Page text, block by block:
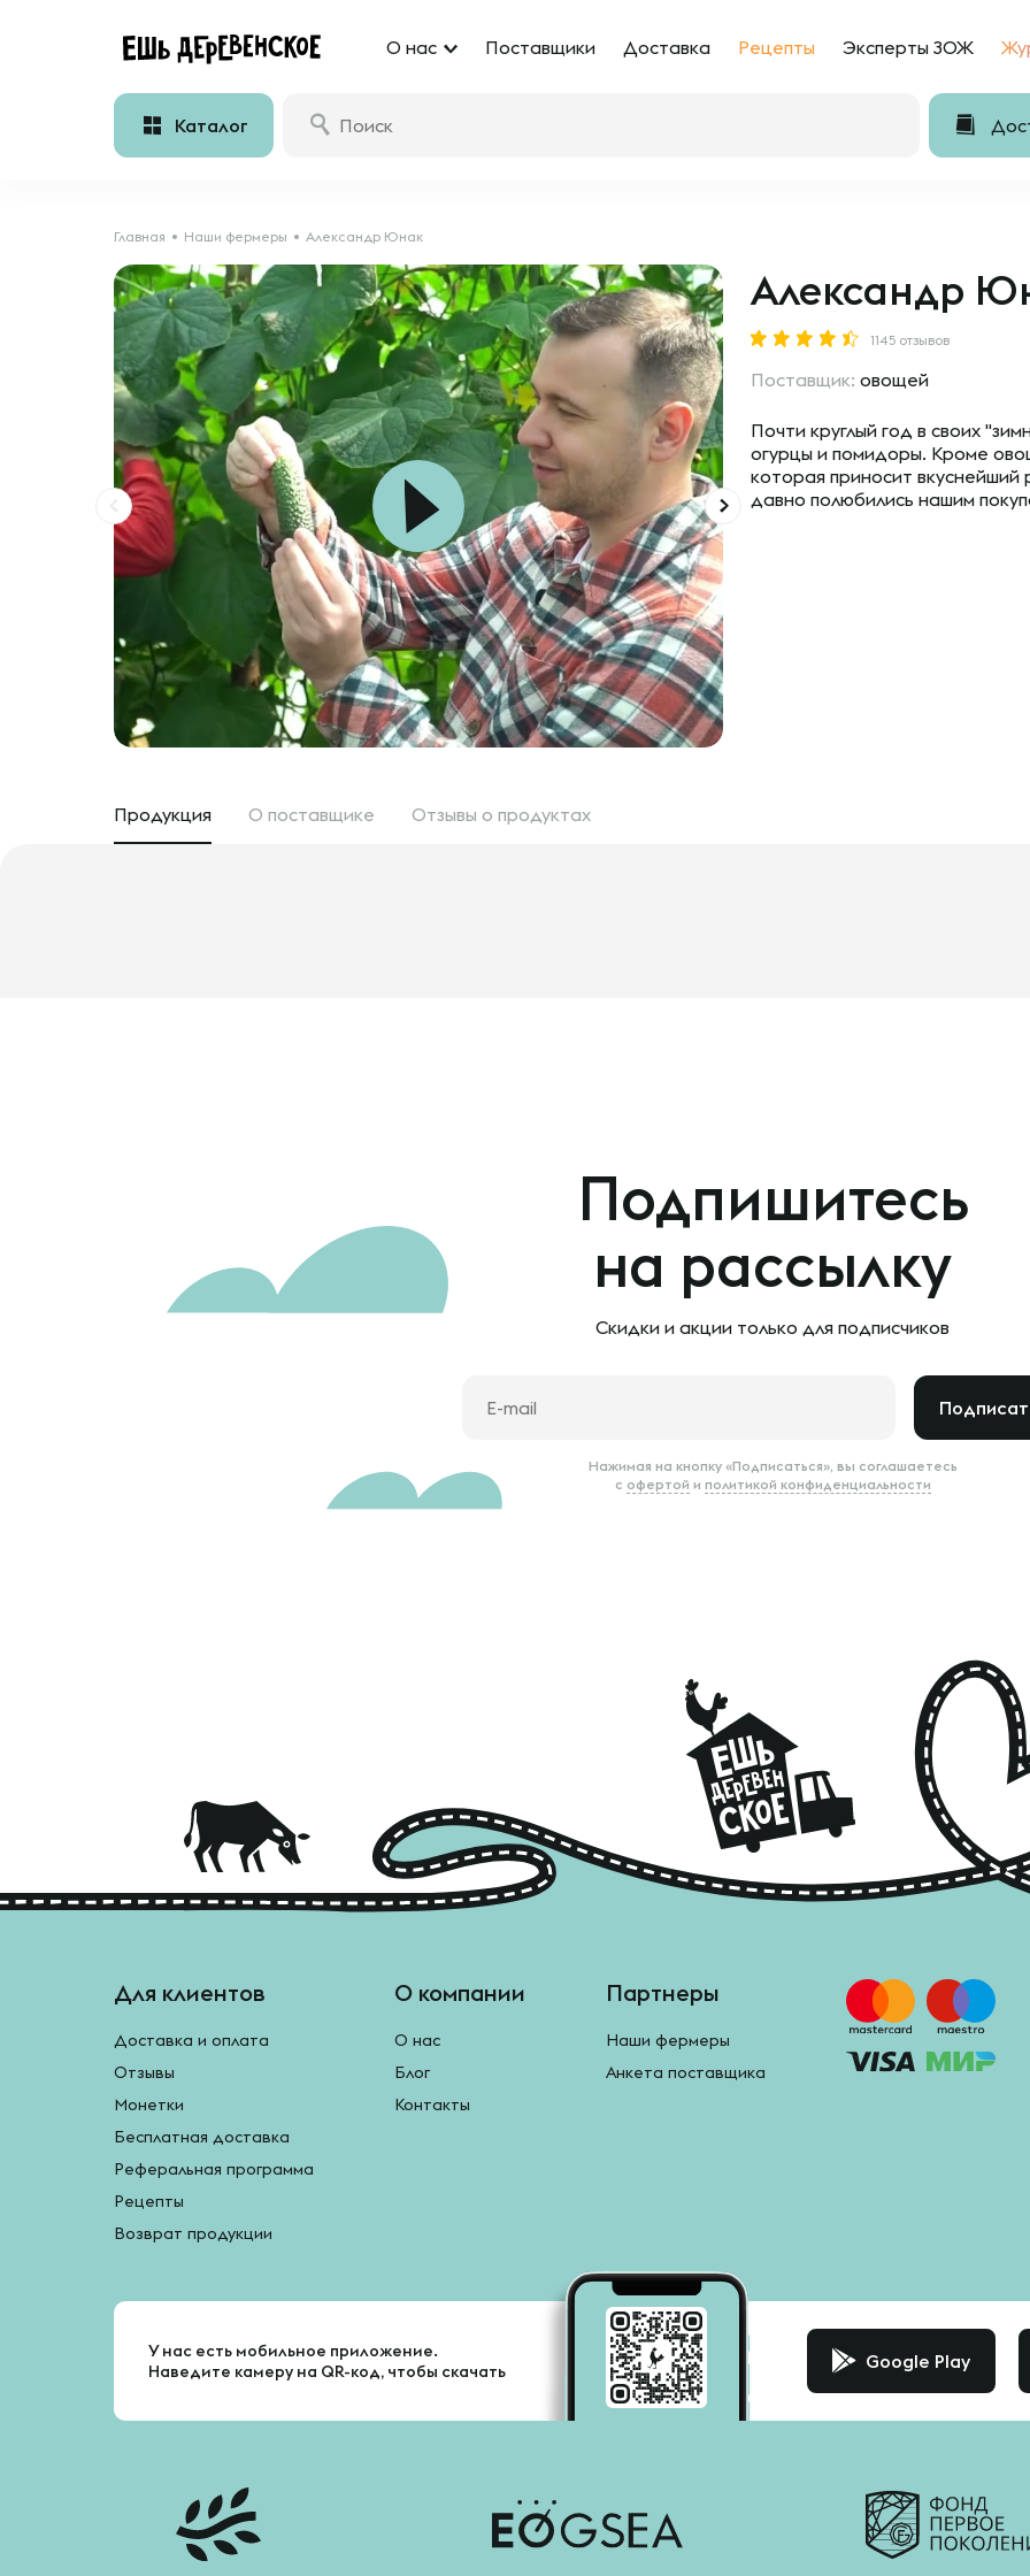
О нас Поставщики Доставка Рецепты Эксперты ЗОЖ
Каталог
Главная Наши фермеры Александр Юнак
Александр
1145 отзывов
Поставщик: овощей
Почти круглый год в своих
огурцы и помидоры. Кроме
которая приносит
давно полюбились нашим
Продукция О поставщике Отзывы о продуктах
Подпишитесь
на рассылку
Скидки и акции только для подписчиков
Нажимая на кнопку «Подписаться», вы соглашаетесь
с офертой и политикой конфиденциальности
Для клиентов
Доставка и оплата
Отзывы
Монетки
Бесплатная доставка
Реферальная программа
Рецепты
Возврат продукции
О компании
О нас
Блог
Контакты
Партнеры
Наши фермеры
Анкета поставщика
У нас есть мобильное приложение.
Наведите камеру на QR-код, чтобы скачать
Google Play